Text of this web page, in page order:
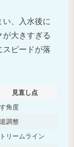
い、入水後に
大きすぎる
スピードが落
見直し点
角度
調整
リームライン